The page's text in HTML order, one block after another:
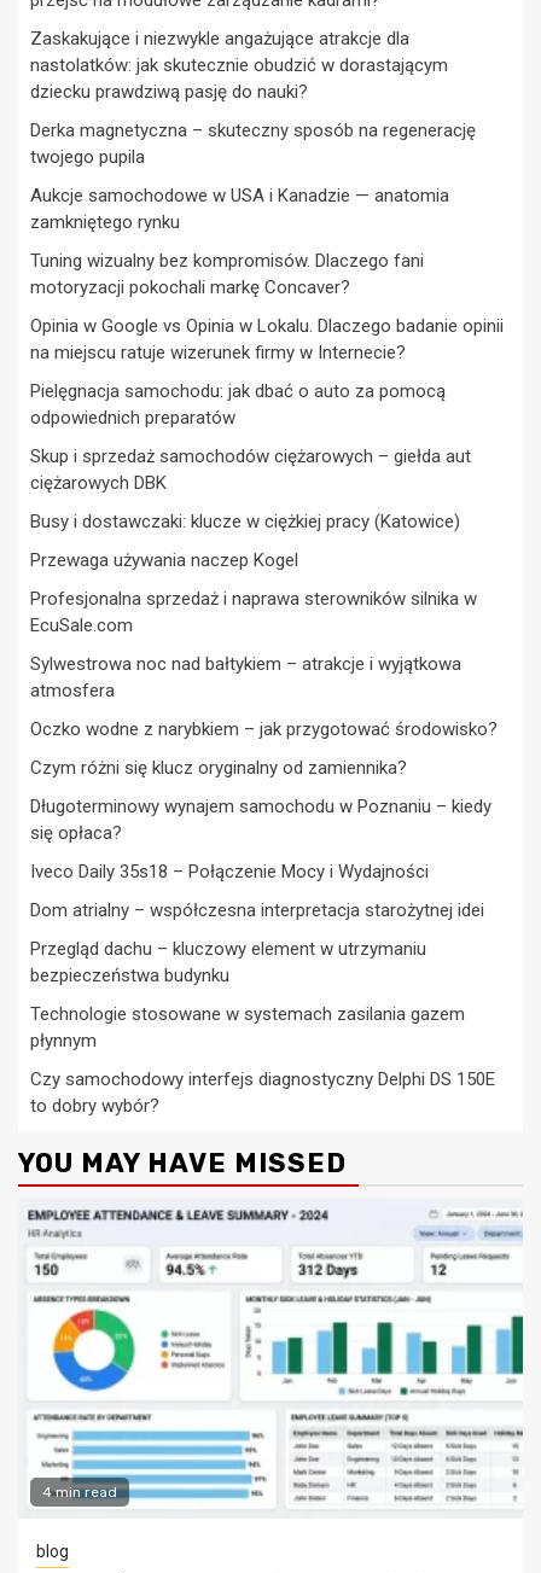
Zaskakujące i niezwykle angażujące atrakcje dla
nastolatków: jak skutecznie obudzić w dorastającym
dziecku prawdziwą pasję do nauki?
Derka magnetyczna – skuteczny sposób na regenerację
twojego pupila
Aukcje samochodowe w USA i Kanadzie — anatomia
zamkniętego rynku
Tuning wizualny bez kompromisów. Dlaczego fani
motoryzacji pokochali markę Concaver?
Opinia w Google vs Opinia w Lokalu. Dlaczego badanie opinii
na miejscu ratuje wizerunek firmy w Internecie?
Pielęgnacja samochodu: jak dbać o auto za pomocą
odpowiednich preparatów
Skup i sprzedaż samochodów ciężarowych – giełda aut
ciężarowych DBK
Busy i dostawczaki: klucze w ciężkiej pracy (Katowice)
Przewaga używania naczep Kogel
Profesjonalna sprzedaż i naprawa sterowników silnika w
EcuSale.com
Sylwestrowa noc nad bałtykiem – atrakcje i wyjątkowa
atmosfera
Oczko wodne z narybkiem – jak przygotować środowisko?
Czym różni się klucz oryginalny od zamiennika?
Długoterminowy wynajem samochodu w Poznaniu – kiedy
się opłaca?
Iveco Daily 35s18 – Połączenie Mocy i Wydajności
Dom atrialny – współczesna interpretacja starożytnej idei
Przegląd dachu – kluczowy element w utrzymaniu
bezpieczeństwa budynku
Technologie stosowane w systemach zasilania gazem
płynnym
Czy samochodowy interfejs diagnostyczny Delphi DS 150E
to dobry wybór?
YOU MAY HAVE MISSED
4 min read
blog